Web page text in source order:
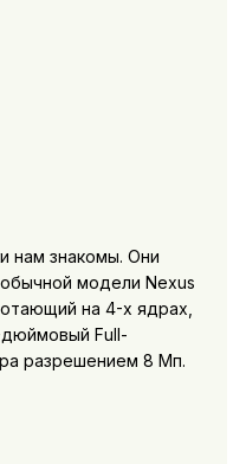
нам знакомы. Они
модели Nexus
на 4-х ядрах,
дюймовый Full-
разрешением 8 Мп.